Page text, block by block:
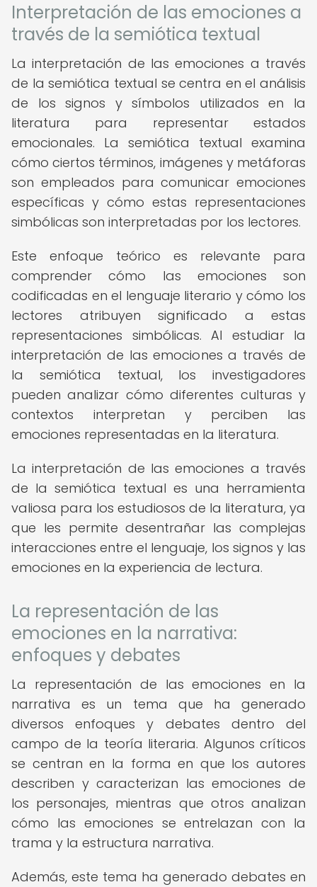
Interpretación de las emociones a
través de la semiótica textual
La interpretación de las emociones a través
de la semiótica textual se centra en el análisis
de los signos y símbolos utilizados en la
literatura para representar estados
emocionales. La semiótica textual examina
cómo ciertos términos, imágenes y metáforas
son empleados para comunicar emociones
específicas y cómo estas representaciones
simbólicas son interpretadas por los lectores.
Este enfoque teórico es relevante para
comprender cómo las emociones son
codificadas en el lenguaje literario y cómo los
lectores atribuyen significado a estas
representaciones simbólicas. Al estudiar la
interpretación de las emociones a través de
la semiótica textual, los investigadores
pueden analizar cómo diferentes culturas y
contextos interpretan y perciben las
emociones representadas en la literatura.
La interpretación de las emociones a través
de la semiótica textual es una herramienta
valiosa para los estudiosos de la literatura, ya
que les permite desentrañar las complejas
interacciones entre el lenguaje, los signos y las
emociones en la experiencia de lectura.
La representación de las
emociones en la narrativa:
enfoques y debates
La representación de las emociones en la
narrativa es un tema que ha generado
diversos enfoques y debates dentro del
campo de la teoría literaria. Algunos críticos
se centran en la forma en que los autores
describen y caracterizan las emociones de
los personajes, mientras que otros analizan
cómo las emociones se entrelazan con la
trama y la estructura narrativa.
Además, este tema ha generado debates en